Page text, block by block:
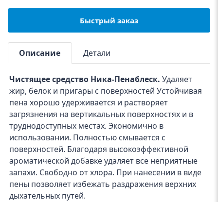
Быстрый заказ
Описание Детали
Чистящее средство Ника-Пенаблеск. Удаляет
жир, белок и пригары с поверхностей Устойчивая
пена хорошо удерживается и растворяет
загрязнения на вертикальных поверхностях и в
труднодоступных местах. Экономично в
использовании. Полностью смывается с
поверхностей. Благодаря высокоэффективной
ароматической добавке удаляет все неприятные
запахи. Свободно от хлора. При нанесении в виде
пены позволяет избежать раздражения верхних
дыхательных путей.